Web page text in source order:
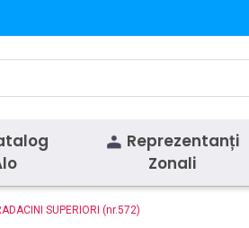
Reprezentanți
Zonali
SUPERIORI (nr.572)